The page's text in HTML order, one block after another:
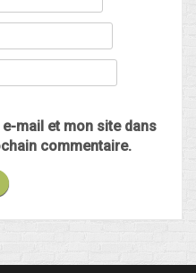
mail et mon site dans
commentaire.